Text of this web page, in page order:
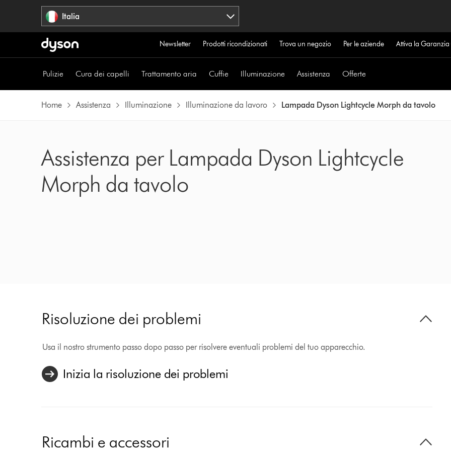
Italia
Newsletter Prodotti ricondizionati Trova un negozio Per le aziende Attiva la
Pulizie Cura dei capelli Trattamento aria Cuffie Illuminazione Assistenza Offerte
Home Assistenza Illuminazione Illuminazione da lavoro Lampada Dyson Lightcycle Morph da tavolo
Assistenza per Lampada Dyson Lightcycle
Morph da tavolo
Risoluzione dei problemi
Usa il nostro strumento passo dopo passo per risolvere eventuali problemi del tuo apparecchio.
Inizia la risoluzione dei problemi
Ricambi e accessori